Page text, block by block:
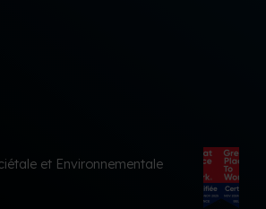
et Environnementale